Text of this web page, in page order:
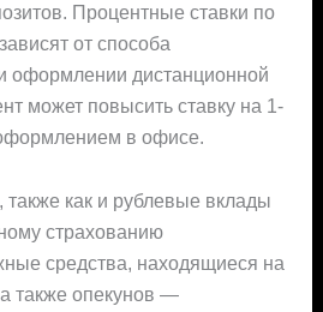
Процентные ставки по
от способа
оформлении дистанционной
может повысить ставку на 1-
в офисе.
как и рублевые вклады
страхованию
средства, находящиеся на
а также опекунов —